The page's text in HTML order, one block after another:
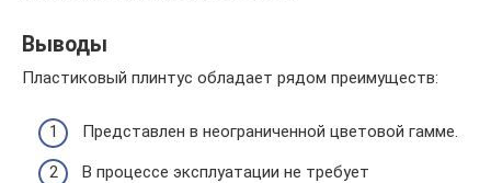
Выводы
Пластиковый плинтус обладает рядом преимуществ:
Представлен в неограниченной цветовой гамме.
В процессе эксплуатации не требует